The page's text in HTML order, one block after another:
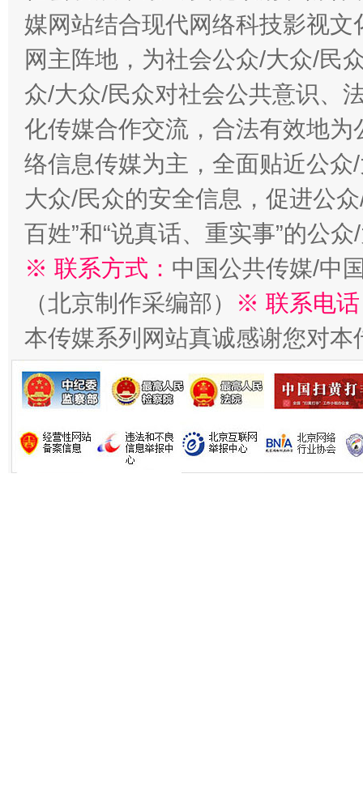
媒网站结合现代网络科技影视
网主阵地，为社会公众/大众/民
众/大众/民众对社会公共意识、
化传媒合作交流，合法有效地
络信息传媒为主，全面贴近公
大众/民众的安全信息，促进公
百姓”和“说真话、重实事”的公
※ 联系方式： 中国公共传媒/中
（北京制作采编部）
※ 联系电
本传媒系列网站真诚感谢您对